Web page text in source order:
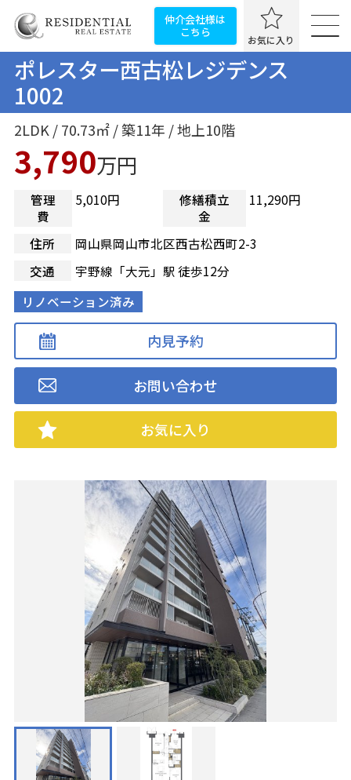
仲介会社様は
こちら
お気に入り
ポレスター西古松レジデンス
1002
2LDK / 70.73㎡ / 築11年 / 地上10階
3,790万円
管理
費
5,010円
修繕積立
金
11,290円
住所
岡山県岡山市北区西古松西町2-3
交通
宇野線「大元」駅 徒歩12分
リノベーション済み
内見予約
お問い合わせ
お気に入り